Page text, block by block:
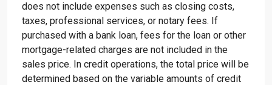
does not include expenses such as closing costs,
taxes, professional services, or notary fees. If
purchased with a bank loan, fees for the loan or other
mortgage-related charges are not included in the
sales price. In credit operations, the total price will be
determined based on the variable amounts of credit